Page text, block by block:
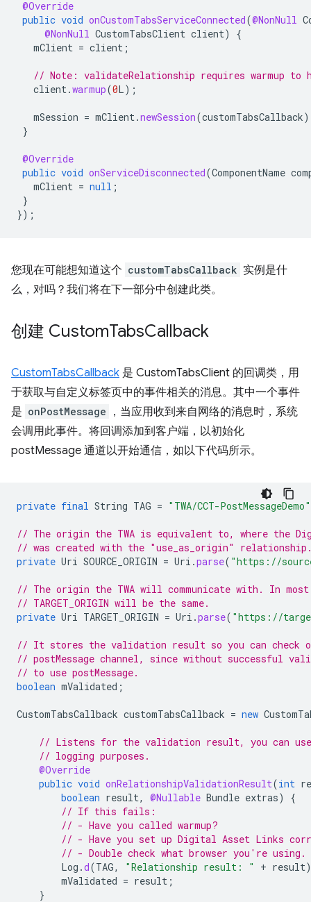
@Override
public void onCustomTabsServiceConnected(@NonNull
@NonNull CustomTabsClient client)
{
mClient = client ;
// Note: validateRelationship requires warmup to
client.warmup(0L);
mSession = mClient.newSession(customTabsCallback
}
@Override
public void onServiceDisconnected(ComponentName
mClient = null ;
}
});
您现在可能想知道这个 customTabsCallback 实例是什
么，对吗？我们将在下一部分中创建此类。
创建 CustomTabsCallback
CustomTabsCallback 是 CustomTabsClient 的回调类，用
于获取与自定义标签页中的事件相关的消息。其中一个事件
是 onPostMessage
，当应用收到来自网络的消息时，系统
会调用此事件。将回调添加到客户端，以初始化
postMessage 通道以开始通信，如以下代码所示。
private final String TAG = "TWA/CCT-PostMessageDemo"
// The origin the TWA is equivalent to, where the
// was created with the "use_as_origin"
private Uri SOURCE_ORIGIN = Uri .parse( "https://
// The origin the TWA will communicate with. In most
// TARGET_ORIGIN will be the same.
private Uri TARGET_ORIGIN = Uri .parse( "https://
// It stores the validation result so you can check
// postMessage channel, since without successful
// to use postMessage.
boolean mValidated ;
CustomTabsCallback customTabsCallback = new
// Listens for the validation result, you can
// logging purposes.
@Override
public void onRelationshipValidationResult(int
boolean result, @Nullable Bundle extras)
{
// If this fails:
// - Have you called warmup?
// - Have you set up Digital Asset Links
// - Double check what browser you're using.
Log .d(TAG, "Relationship result: " + result
mValidated = result ;
}